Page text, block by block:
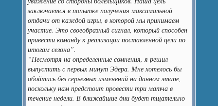
заключается в попытке получения максимальной
отдачи от каждой игры, в которой мы принимаем
участие. Это своеобразный сигнал, который способен
привести команду к реализации поставленной цели по
итогам сезона”.
“Несмотря на определенные сомнения, я решил
выпустить с первых минут Эдера. Мне хотелось бы
обойтись без серьезных изменений на данном этапе,
поскольку нам предстоит провести три матча в
течение недели. В ближайшие дни будет тщательно